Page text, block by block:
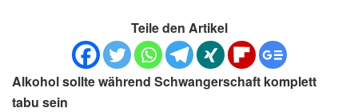
Teile den Artikel
Alkohol sollte während Schwangerschaft komplett
tabu sein